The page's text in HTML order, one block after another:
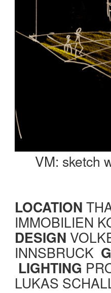
VM: sketch
LOCATION
IMMOBILIEN
DESIGN
INNSBRUCK
LIGHTING
LUKAS